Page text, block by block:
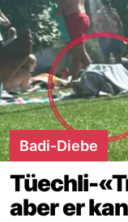
Badi-Diebe
Tüechli-
aber er